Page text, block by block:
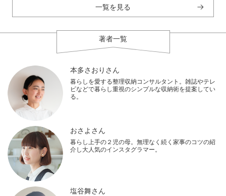
一覧を見る
著者一覧
本多さおりさん
暮らしを愛する整理収納コンサルタント。雑誌やテレ
ビなどで暮らし重視のシンプルな収納術を提案してい
る。
おさよさん
暮らし上手の２児の母。無理なく続く家事のコツの紹
介し大人気のインスタグラマー。
塩谷舞さん